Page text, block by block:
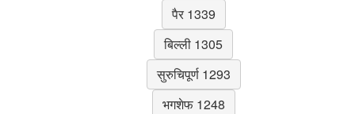
पैर 1339
बिल्ली 1305
सुरुचिपूर्ण 1293
भगशेफ 1248